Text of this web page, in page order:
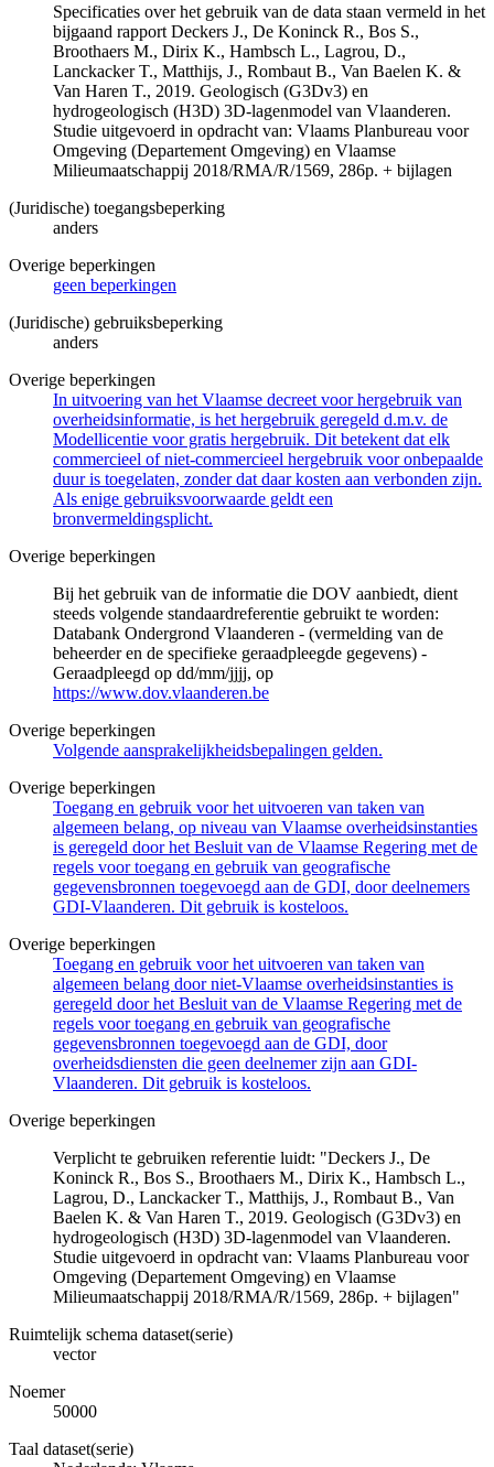
Specificaties over het gebruik van de data staan vermeld in het
bijgaand rapport Deckers J., De Koninck R., Bos S.,
Broothaers M., Dirix K., Hambsch L., Lagrou, D.,
Lanckacker T., Matthijs, J., Rombaut B., Van Baelen K. &
Van Haren T., 2019. Geologisch (G3Dv3) en
hydrogeologisch (H3D) 3D-lagenmodel van Vlaanderen.
Studie uitgevoerd in opdracht van: Vlaams Planbureau voor
Omgeving (Departement Omgeving) en Vlaamse
Milieumaatschappij 2018/RMA/R/1569, 286p. + bijlagen
(Juridische) toegangsbeperking
anders
Overige beperkingen
geen beperkingen
(Juridische) gebruiksbeperking
anders
Overige beperkingen
In uitvoering van het Vlaamse decreet voor hergebruik van
overheidsinformatie, is het hergebruik geregeld d.m.v. de
Modellicentie voor gratis hergebruik. Dit betekent dat elk
commercieel of niet-commercieel hergebruik voor onbepaalde
duur is toegelaten, zonder dat daar kosten aan verbonden zijn.
Als enige gebruiksvoorwaarde geldt een
bronvermeldingsplicht.
Overige beperkingen
Bij het gebruik van de informatie die DOV aanbiedt, dient
steeds volgende standaardreferentie gebruikt te worden:
Databank Ondergrond Vlaanderen - (vermelding van de
beheerder en de specifieke geraadpleegde gegevens) -
Geraadpleegd op dd/mm/jjjj, op
https://www.dov.vlaanderen.be
Overige beperkingen
Volgende aansprakelijkheidsbepalingen gelden.
Overige beperkingen
Toegang en gebruik voor het uitvoeren van taken van
algemeen belang, op niveau van Vlaamse overheidsinstanties
is geregeld door het Besluit van de Vlaamse Regering met de
regels voor toegang en gebruik van geografische
gegevensbronnen toegevoegd aan de GDI, door deelnemers
GDI-Vlaanderen. Dit gebruik is kosteloos.
Overige beperkingen
Toegang en gebruik voor het uitvoeren van taken van
algemeen belang door niet-Vlaamse overheidsinstanties is
geregeld door het Besluit van de Vlaamse Regering met de
regels voor toegang en gebruik van geografische
gegevensbronnen toegevoegd aan de GDI, door
overheidsdiensten die geen deelnemer zijn aan GDI-
Vlaanderen. Dit gebruik is kosteloos.
Overige beperkingen
Verplicht te gebruiken referentie luidt: "Deckers J., De
Koninck R., Bos S., Broothaers M., Dirix K., Hambsch L.,
Lagrou, D., Lanckacker T., Matthijs, J., Rombaut B., Van
Baelen K. & Van Haren T., 2019. Geologisch (G3Dv3) en
hydrogeologisch (H3D) 3D-lagenmodel van Vlaanderen.
Studie uitgevoerd in opdracht van: Vlaams Planbureau voor
Omgeving (Departement Omgeving) en Vlaamse
Milieumaatschappij 2018/RMA/R/1569, 286p. + bijlagen"
Ruimtelijk schema dataset(serie)
vector
Noemer
50000
Taal dataset(serie)